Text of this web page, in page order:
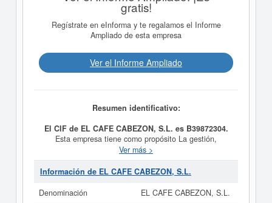
gratis!
Regístrate en eInforma y te regalamos el Informe
Ampliado de esta empresa
Ver el Informe Ampliado
Resumen identificativo:
El CIF de EL CAFE CABEZON, S.L. es B39872304.
Esta empresa tiene como propósito La gestión,
asesoramiento y explotación de negocios y
establecimientos de hostelería, tales como bares, cafés,
mesones, restaurantes, hoteles, moteles, hostales o
salas de fiestas y discotecas. y fue creada el día
12/12/2018. La categoría CNAE en la que está dada de
Ver más >
Información de EL CAFE CABEZON, S.L.
Denominación
EL CAFE CABEZON, S.L.